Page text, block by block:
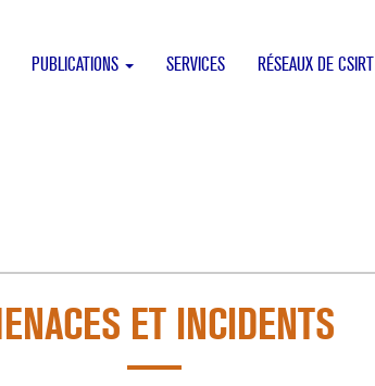
PUBLICATIONS SERVICES RÉSEAUX DE CSIRT
ET INCIDENTS